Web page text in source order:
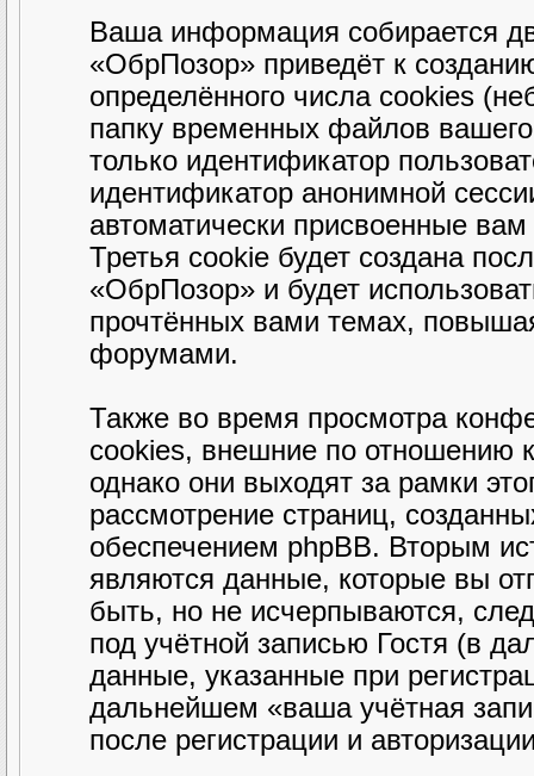
Ваша информация собирается
«ОбрПозор» приведёт к
определённого числа cookies
папку временных файлов
только идентификатор
идентификатор анонимной
автоматически присвоенные
Третья cookie будет создана
«ОбрПозор» и будет
прочтённых вами темах,
форумами.
Также во время просмотра
cookies, внешние по отношению
однако они выходят за рамки
рассмотрение страниц,
обеспечением phpBB. Вторым
являются данные, которые вы
быть, но не исчерпываются,
под учётной записью Гостя (в
данные, указанные при
дальнейшем «ваша учётная
после регистрации и